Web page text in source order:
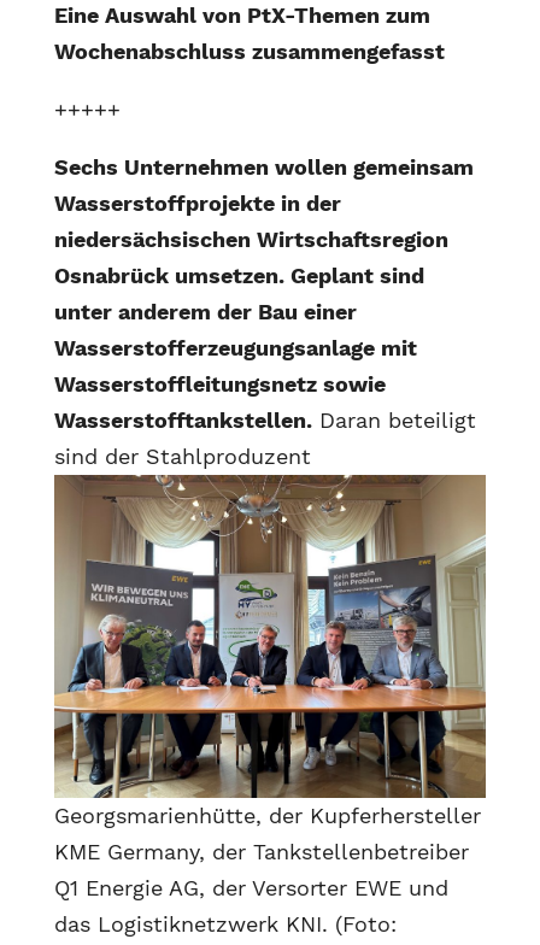
Eine Auswahl von PtX-Themen zum
Wochenabschluss zusammengefasst
+++++
Sechs Unternehmen wollen gemeinsam
Wasserstoffprojekte in der
niedersächsischen Wirtschaftsregion
Osnabrück umsetzen. Geplant sind
unter anderem der Bau einer
Wasserstofferzeugungsanlage mit
Wasserstoffleitungsnetz sowie
Wasserstofftankstellen.Daran beteiligt
sind der Stahlproduzent
Georgsmarienhütte, der Kupferhersteller
KME Germany, der Tankstellenbetreiber
Q1 Energie AG, der Versorter EWE und
das Logistiknetzwerk KNI. (Foto: